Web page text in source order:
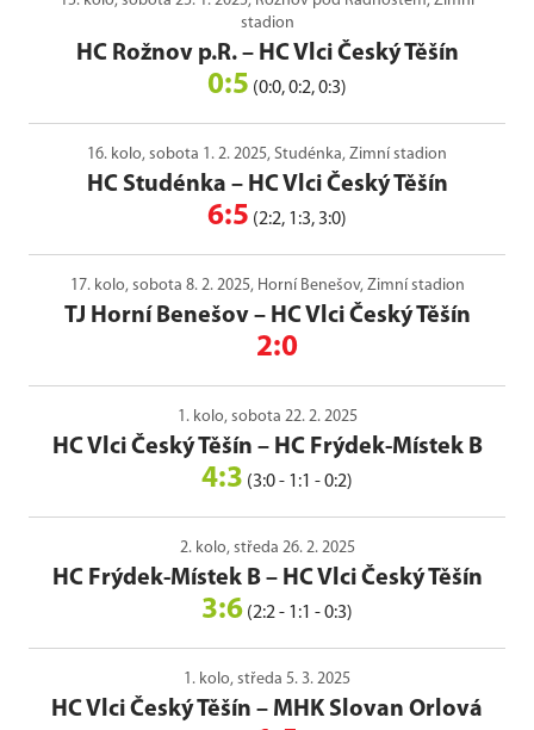
stadion
HC Rožnov p.R.– HC Vlci Český Těšín
0:5 (0:0, 0:2, 0:3)
16. kolo, sobota 1. 2. 2025, Studénka, Zimní stadion
HC Studénka – HC Vlci Český Těšín
6:5 (2:2, 1:3, 3:0)
17. kolo, sobota 8. 2. 2025, Horní Benešov, Zimní stadion
TJ Horní Benešov– HC Vlci Český Těšín
2:0
1. kolo, sobota 22. 2. 2025
HC Vlci Český Těšín – HC Frýdek-Místek B
4:3 (3:0 - 1:1 - 0:2)
2. kolo, středa 26. 2. 2025
HC Frýdek-Místek B– HC Vlci Český Těšín
3:6 (2:2 - 1:1 - 0:3)
1. kolo, středa 5. 3. 2025
HC Vlci Český Těšín – MHK Slovan Orlová